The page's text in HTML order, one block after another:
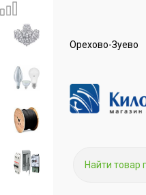
Орехово-Зуево